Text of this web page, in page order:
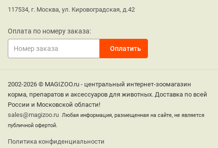
117534, г. Москва, ул. Кировоградская, д.42
Оплата по номеру заказа:
2002-2026 © MAGIZOO.ru - центральный интернет-зоомагазин
корма, препаратов и аксессуаров для животных. Доставка по всей
России и Московской области!
sales@magizoo.ru Любая информация, размещенная на сайте, не является
публичной офертой.
Политика конфиденциальности